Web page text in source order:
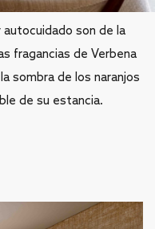
son de la
fragancias de Verbena
sombra de los naranjos
de su estancia.